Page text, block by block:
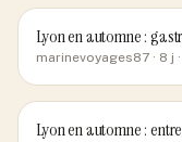
Lyon en automne :
marinevoyages87 · 8 j
Lyon en automne :